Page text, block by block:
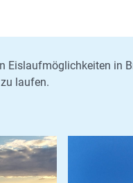
Eislaufmöglichkeiten in
laufen.